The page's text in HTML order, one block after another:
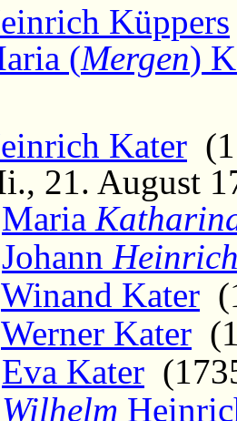
Küppers
(Mergen)
Kater
21. August
Maria
Johann
Winand Kater
Werner Kater
Eva Kater
Wilhelm